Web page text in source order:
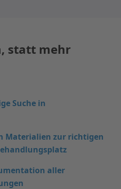
statt mehr
Suche in
Materialien zur richtigen
aller